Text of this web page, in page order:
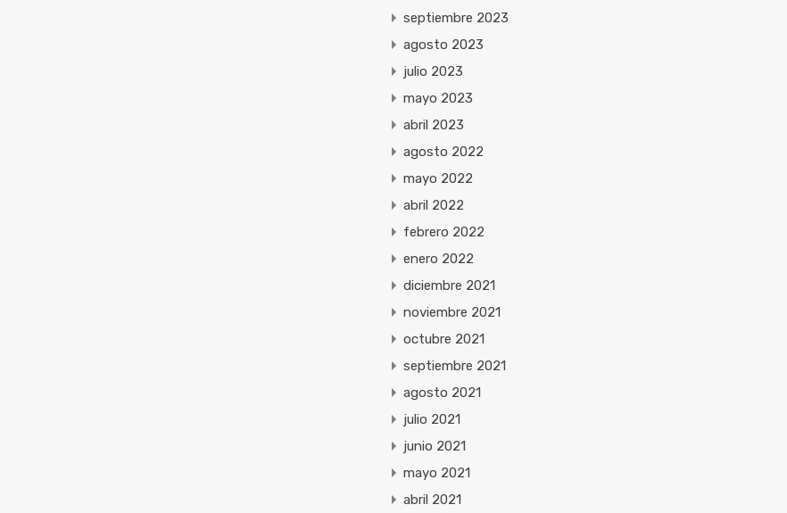
septiembre 2023
agosto 2023
julio 2023
mayo 2023
abril 2023
agosto 2022
mayo 2022
abril 2022
febrero 2022
enero 2022
diciembre 2021
noviembre 2021
octubre 2021
septiembre 2021
agosto 2021
julio 2021
junio 2021
mayo 2021
abril 2021